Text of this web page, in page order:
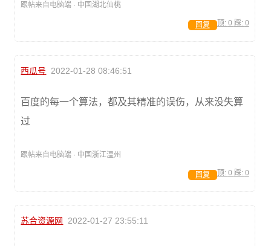
跟帖来自电脑端 · 中国湖北仙桃
顶: 0 踩: 0
回复
西瓜号 2022-01-28 08:46:51
百度的每一个算法，都及其精准的误伤，从来没失算
过
跟帖来自电脑端 · 中国浙江温州
顶: 0 踩: 0
回复
苏合资源网 2022-01-27 23:55:11